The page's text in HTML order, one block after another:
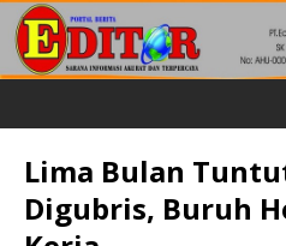
Lima Bulan
Digubris, Buruh